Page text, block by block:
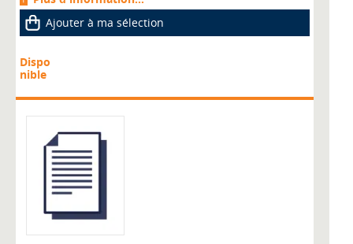
Ajouter à ma sélection
Dispo
nible